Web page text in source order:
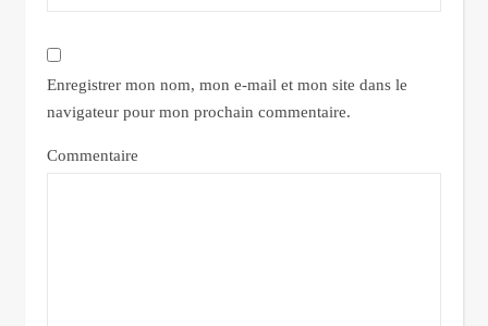
Enregistrer mon nom, mon e-mail et mon site dans le
navigateur pour mon prochain commentaire.
Commentaire